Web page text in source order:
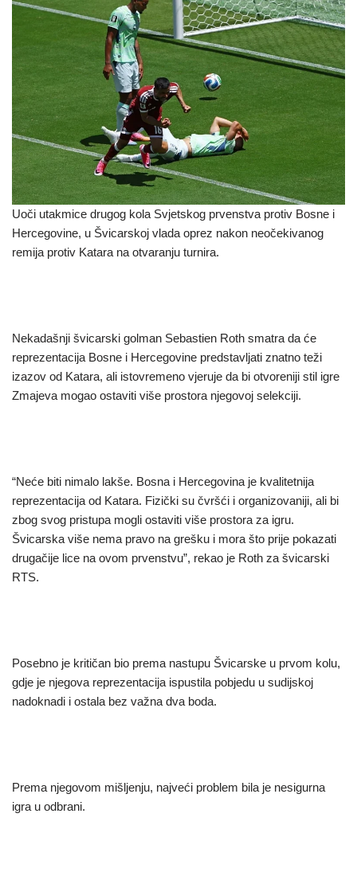
Uoči utakmice drugog kola Svjetskog prvenstva protiv Bosne i
Hercegovine, u Švicarskoj vlada oprez nakon neočekivanog
remija protiv Katara na otvaranju turnira.
Nekadašnji švicarski golman Sebastien Roth smatra da će
reprezentacija Bosne i Hercegovine predstavljati znatno teži
izazov od Katara, ali istovremeno vjeruje da bi otvoreniji stil igre
Zmajeva mogao ostaviti više prostora njegovoj selekciji.
“Neće biti nimalo lakše. Bosna i Hercegovina je kvalitetnija
reprezentacija od Katara. Fizički su čvršći i organizovaniji, ali bi
zbog svog pristupa mogli ostaviti više prostora za igru.
Švicarska više nema pravo na grešku i mora što prije pokazati
drugačije lice na ovom prvenstvu”, rekao je Roth za švicarski
RTS.
Posebno je kritičan bio prema nastupu Švicarske u prvom kolu,
gdje je njegova reprezentacija ispustila pobjedu u sudijskoj
nadoknadi i ostala bez važna dva boda.
Prema njegovom mišljenju, najveći problem bila je nesigurna
igra u odbrani.